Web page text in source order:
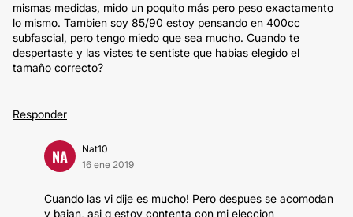
mismas medidas, mido un poquito más pero peso exactamento
lo mismo. Tambien soy 85/90 estoy pensando en 400cc
subfascial, pero tengo miedo que sea mucho. Cuando te
despertaste y las vistes te sentiste que habias elegido el
tamaño correcto?
Responder
NA
Nat10
16 ene 2019
Cuando las vi dije es mucho! Pero despues se acomodan
y bajan, asi q estoy contenta con mi eleccion